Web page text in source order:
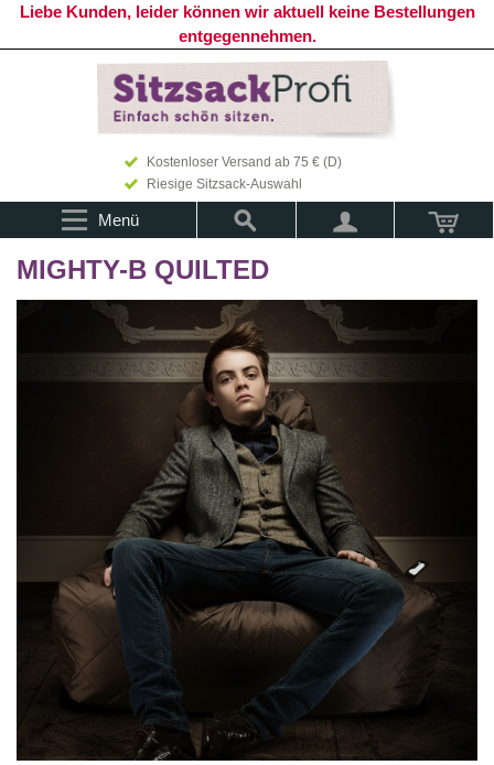
Liebe Kunden, leider können wir aktuell keine Bestellungen
entgegennehmen.
Kostenloser Versand ab 75 € (D)
Riesige Sitzsack-Auswahl
Menü
MIGHTY-B QUILTED